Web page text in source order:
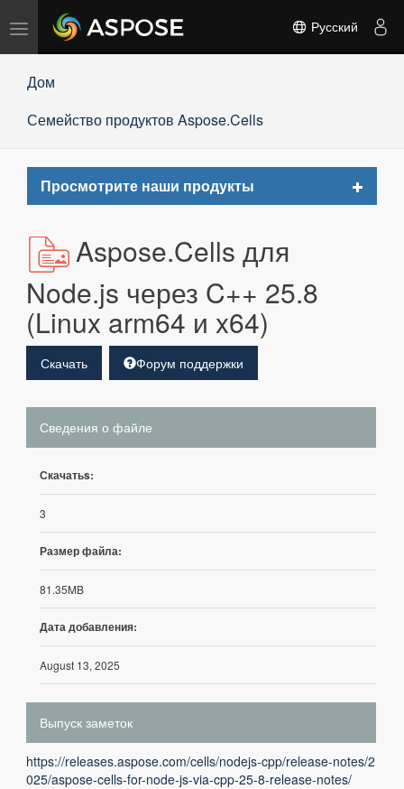
Переключить
навигацию
Русский
Дом
Семейство продуктов Aspose.Cells
Просмотрите наши продукты
Toggle
Aspose.Cells для
Node.js через C++ 25.8
(Linux arm64 и x64)
Скачать Форум поддержки
Сведения о файле
Скачатьs:
3
Размер файла:
81.35MB
Дата добавления:
August 13, 2025
Выпуск заметок
https://releases.aspose.com/cells/nodejs-cpp/release-notes/2
025/aspose-cells-for-node-js-via-cpp-25-8-release-notes/